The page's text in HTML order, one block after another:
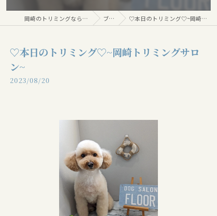
岡崎のトリミングならDog salon Floor ブログ ♡本日のトリミング♡⁠~岡崎トリミングサロン~
♡本日のトリミング♡⁠~岡崎トリミングサロ
ン~
2023/08/20